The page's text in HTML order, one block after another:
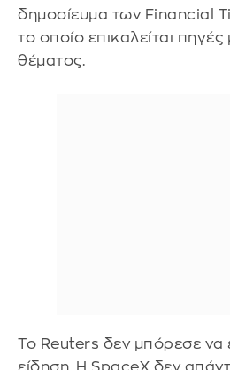
δημοσίευμα των Financial
το οποίο επικαλείται
θέματος.
Το Reuters δεν μπόρεσε να
είδηση. Η SpaceX δεν